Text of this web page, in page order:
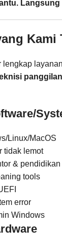
Langsung
Kami
lengkap layanan
panggilan
Linux/MacOS
tidak lemot
& pendidikan
tools
error
Windows